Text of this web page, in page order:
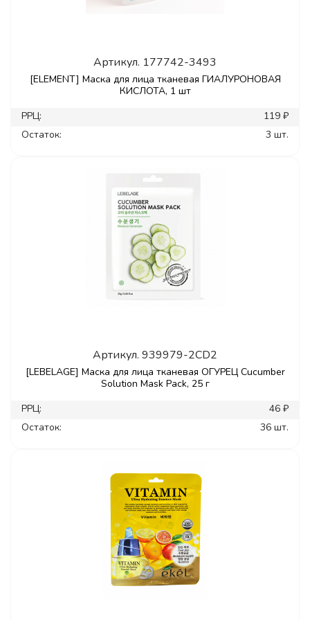
Артикул. 177742-3493
[ELEMENT] Маска для лица тканевая ГИАЛУРОНОВАЯ
КИСЛОТА, 1 шт
РРЦ:
119 ₽
Остаток:
3 шт.
Артикул. 939979-2CD2
[LEBELAGE] Маска для лица тканевая ОГУРЕЦ Cucumber
Solution Mask Pack, 25 г
РРЦ:
46 ₽
Остаток:
36 шт.